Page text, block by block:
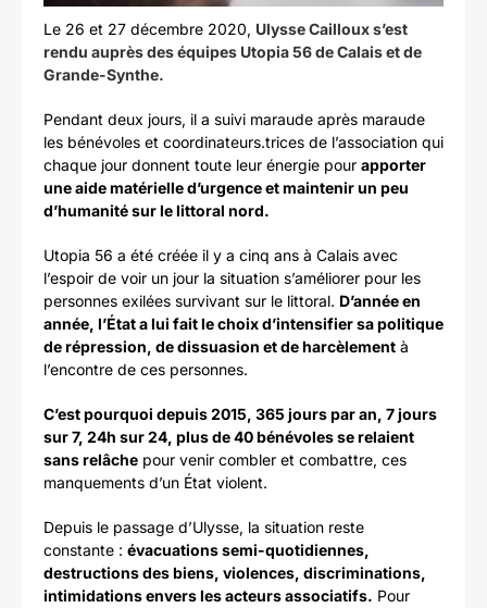
Le 26 et 27 décembre 2020, Ulysse Cailloux s’est
rendu auprès des équipes Utopia 56 de Calais et de
Grande-Synthe.
Pendant deux jours, il a suivi maraude après maraude
les bénévoles et coordinateurs.trices de l’association qui
chaque jour donnent toute leur énergie pour apporter
une aide matérielle d’urgence et maintenir un peu
d’humanité sur le littoral nord.
Utopia 56 a été créée il y a cinq ans à Calais avec
l’espoir de voir un jour la situation s’améliorer pour les
personnes exilées survivant sur le littoral. D’année en
année, l’État a lui fait le choix d’intensifier sa politique
de répression, de dissuasion et de harcèlement à
l’encontre de ces personnes.
C’est pourquoi depuis 2015, 365 jours par an, 7 jours
sur 7, 24h sur 24, plus de 40 bénévoles se relaient
sans relâche pour venir combler et combattre, ces
manquements d’un État violent.
Depuis le passage d’Ulysse, la situation reste
constante : évacuations semi-quotidiennes,
destructions des biens, violences, discriminations,
intimidations envers les acteurs associatifs. Pour